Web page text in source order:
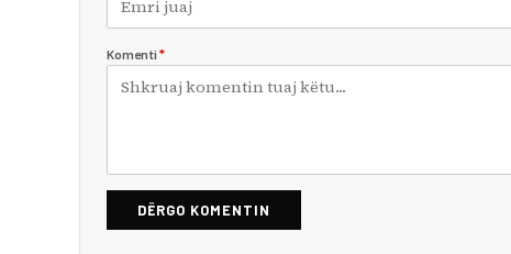
Komenti *
DËRGO KOMENTIN